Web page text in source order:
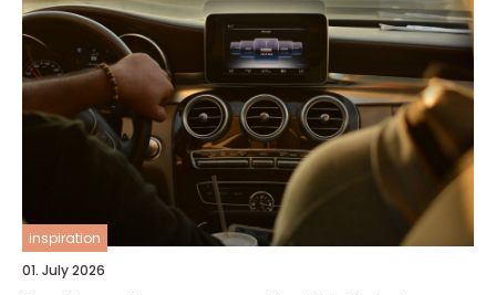
inspiration
01. July 2026